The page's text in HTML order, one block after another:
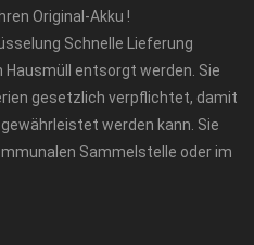
Original-Akku !
Schnelle Lieferung
entsorgt werden. Sie
gesetzlich verpflichtet, damit
werden kann. Sie
Sammelstelle oder im